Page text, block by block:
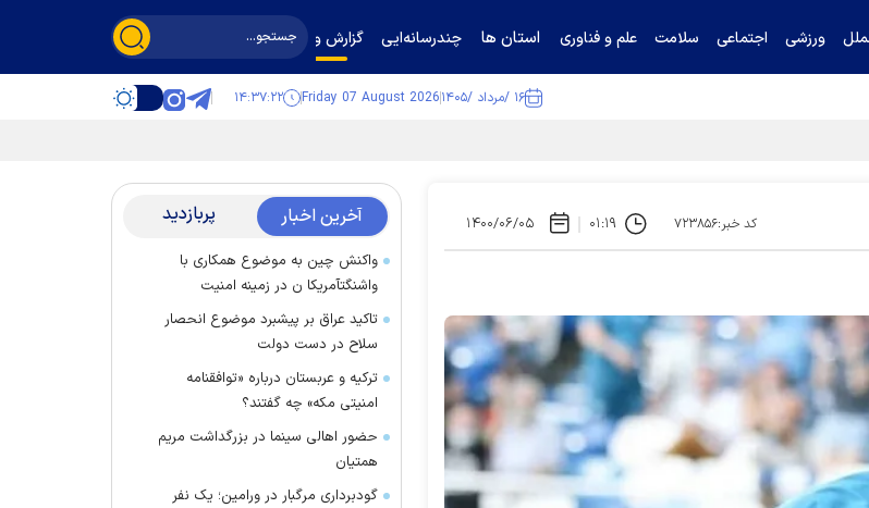
ورزشی اجتماعی سلامت علم و فناوری استان ها چندرسانه‌ایی گزارش و گفت‌وگو
۱۶ /مرداد /۱۴۰۵ Friday 07 August 2026 ۱۴:۳۷:۲۲
کد خبر:۷۲۳۸۵۶ ۰۱:۱۹ ۱۴۰۰/۰۶/۰۵ آخرین اخبار پربازدید
واکنش چین به موضوع همکاری با
واشنگتآمریکا ن در زمینه امنیت
تاکید عراق بر پیشبرد موضوع انحصار
سلاح در دست دولت
ترکیه و عربستان درباره «توافقنامه
امنیتی مکه» چه گفتند؟
حضور اهالی سینما در بزرگداشت مریم
همتیان
گودبرداری مرگبار در ورامین؛ یک نفر